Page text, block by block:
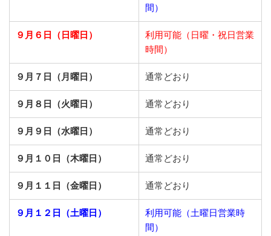
間）
９月６日（日曜日）
利用可能（日曜・祝日営業
時間）
９月７日（月曜日） 通常どおり
９月８日（火曜日） 通常どおり
９月９日（水曜日） 通常どおり
９月１０日（木曜日） 通常どおり
９月１１日（金曜日） 通常どおり
９月１２日（土曜日）
利用可能（土曜日営業時
間）